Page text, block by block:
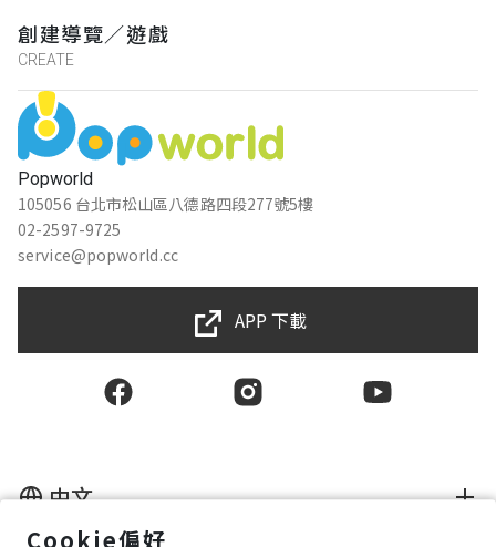
Popworld
105056 台北市松山區八德路四段277號5樓
02-2597-9725
service@popworld.cc
創建導覽／遊戲
CREATE
APP 下載
中文
Cookie偏好